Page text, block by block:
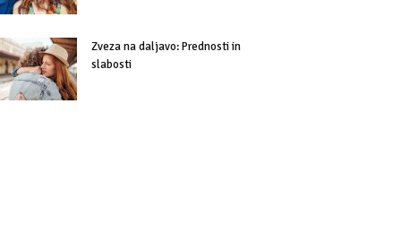
Zveza na daljavo: Prednosti in
slabosti